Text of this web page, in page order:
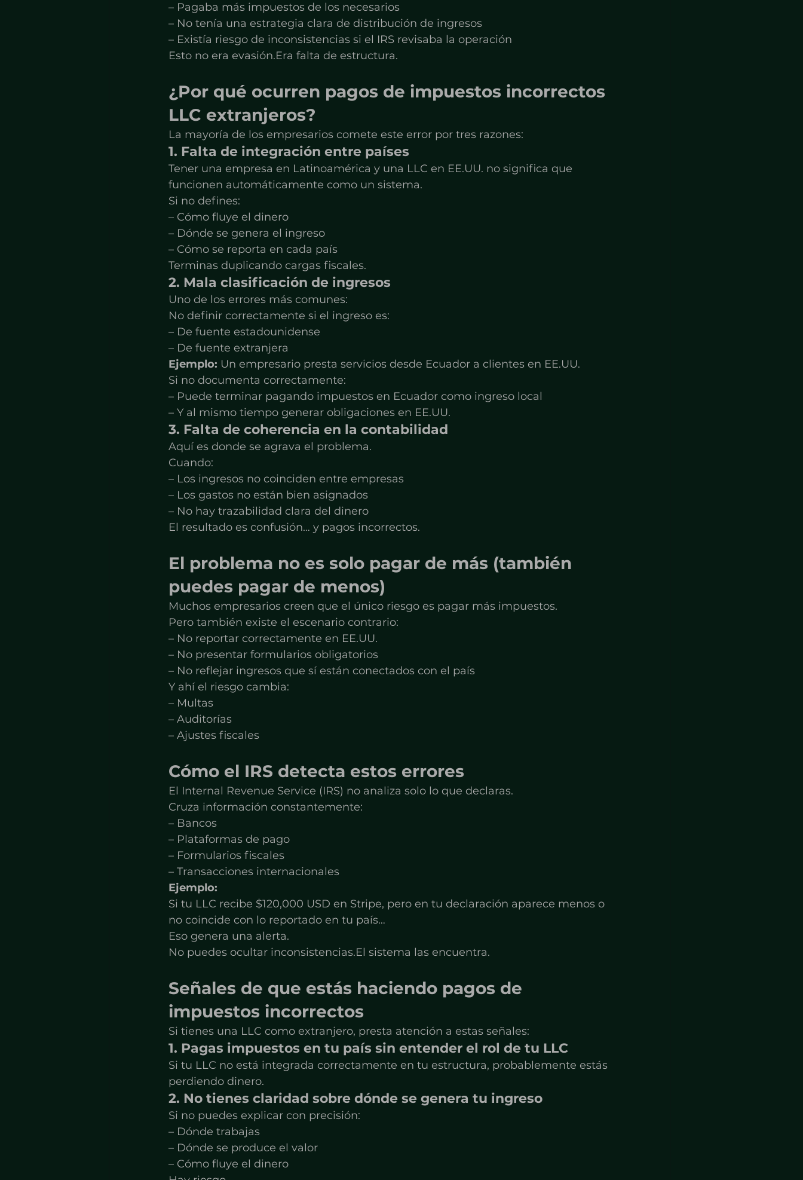
– Pagaba más impuestos de los necesarios
– No tenía una estrategia clara de distribución de ingresos
– Existía riesgo de inconsistencias si el IRS revisaba la operación
Esto no era evasión.Era falta de estructura.
¿Por qué ocurren pagos de impuestos incorrectos
LLC extranjeros?
La mayoría de los empresarios comete este error por tres razones:
1. Falta de integración entre países
Tener una empresa en Latinoamérica y una LLC en EE.UU. no significa que
funcionen automáticamente como un sistema.
Si no defines:
– Cómo fluye el dinero
– Dónde se genera el ingreso
– Cómo se reporta en cada país
Terminas duplicando cargas fiscales.
2. Mala clasificación de ingresos
Uno de los errores más comunes:
No definir correctamente si el ingreso es:
– De fuente estadounidense
– De fuente extranjera
Ejemplo: Un empresario presta servicios desde Ecuador a clientes en EE.UU.
Si no documenta correctamente:
– Puede terminar pagando impuestos en Ecuador como ingreso local
– Y al mismo tiempo generar obligaciones en EE.UU.
3. Falta de coherencia en la contabilidad
Aquí es donde se agrava el problema.
Cuando:
– Los ingresos no coinciden entre empresas
– Los gastos no están bien asignados
– No hay trazabilidad clara del dinero
El resultado es confusión… y pagos incorrectos.
El problema no es solo pagar de más (también
puedes pagar de menos)
Muchos empresarios creen que el único riesgo es pagar más impuestos.
Pero también existe el escenario contrario:
– No reportar correctamente en EE.UU.
– No presentar formularios obligatorios
– No reflejar ingresos que sí están conectados con el país
Y ahí el riesgo cambia:
– Multas
– Auditorías
– Ajustes fiscales
Cómo el IRS detecta estos errores
El Internal Revenue Service (IRS) no analiza solo lo que declaras.
Cruza información constantemente:
– Bancos
– Plataformas de pago
– Formularios fiscales
– Transacciones internacionales
Ejemplo:
Si tu LLC recibe $120,000 USD en Stripe, pero en tu declaración aparece menos o
no coincide con lo reportado en tu país…
Eso genera una alerta.
No puedes ocultar inconsistencias.El sistema las encuentra.
Señales de que estás haciendo pagos de
impuestos incorrectos
Si tienes una LLC como extranjero, presta atención a estas señales:
1. Pagas impuestos en tu país sin entender el rol de tu LLC
Si tu LLC no está integrada correctamente en tu estructura, probablemente estás
perdiendo dinero.
2. No tienes claridad sobre dónde se genera tu ingreso
Si no puedes explicar con precisión:
– Dónde trabajas
– Dónde se produce el valor
– Cómo fluye el dinero